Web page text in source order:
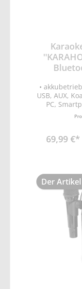
•
USB, AUX,
PC,
•69,99 €*
Der